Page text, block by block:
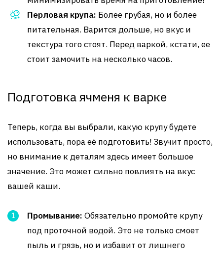
Перловая крупа: Более грубая, но и более
питательная. Варится дольше, но вкус и
текстура того стоят. Перед варкой, кстати, ее
стоит замочить на несколько часов.
Подготовка ячменя к варке
Теперь, когда вы выбрали, какую крупу будете
использовать, пора её подготовить! Звучит просто,
но внимание к деталям здесь имеет большое
значение. Это может сильно повлиять на вкус
вашей каши.
Промывание: Обязательно промойте крупу
под проточной водой. Это не только смоет
пыль и грязь, но и избавит от лишнего